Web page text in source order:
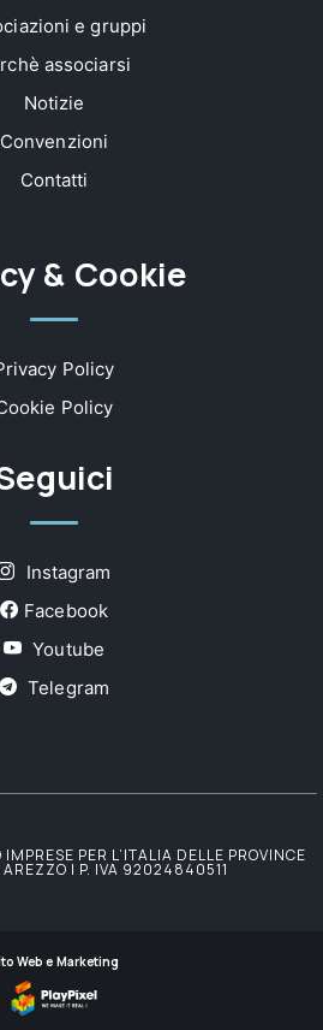
e gruppi
associarsi
Notizie
Convenzioni
Contatti
& Cookie
Policy
Policy
Instagram
Facebook
Youtube
Telegram
PER L’ITALIA DELLE PROVINCE
AREZZO | P. IVA 92024840511
Web e Marketing